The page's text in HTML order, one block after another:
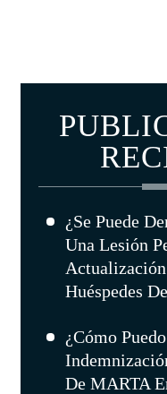
¿Se Puede
Una Lesión
Huéspedes
¿Cómo
De MARTA